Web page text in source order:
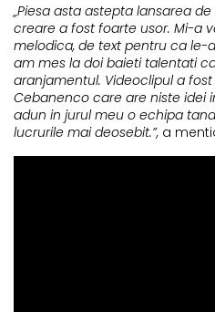
„Piesa asta astepta lansarea
creare a fost foarte usor. Mi-a
melodica, de text pentru ca le-
am mes la doi baieti talentati
aranjamentul. Videoclipul a
Cebanenco care are niste idei
adun in jurul meu o echipa
lucrurile mai deosebit.”, a